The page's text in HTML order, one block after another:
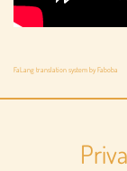
FaLang translation system by Faboba